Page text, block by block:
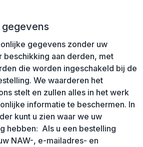
gegevens zonder uw
beschikking aan derden, met
die worden ingeschakeld bij de
We waarderen het
stelt en zullen alles in het werk
informatie te beschermen. In
kunt u zien waar we uw
hebben: Als u een bestelling
NAW-, e-mailadres- en